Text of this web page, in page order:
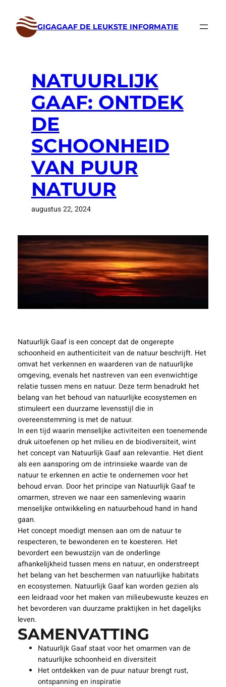
naar
GIGAGAAF DE LEUKSTE INFORMATIE
NATUURLIJK
GAAF: ONTDEK
DE
SCHOONHEID
VAN PUUR
NATUUR
augustus 22, 2024
Natuurlijk Gaaf is een concept dat de ongerepte
schoonheid en authenticiteit van de natuur beschrijft. Het
omvat het verkennen en waarderen van de natuurlijke
omgeving, evenals het nastreven van een evenwichtige
relatie tussen mens en natuur. Deze term benadrukt het
belang van het behoud van natuurlijke ecosystemen en
stimuleert een duurzame levensstijl die in
overeenstemming is met de natuur.
In een tijd waarin menselijke activiteiten een toenemende
druk uitoefenen op het milieu en de biodiversiteit, wint
het concept van Natuurlijk Gaaf aan relevantie. Het dient
als een aansporing om de intrinsieke waarde van de
natuur te erkennen en actie te ondernemen voor het
behoud ervan. Door het principe van Natuurlijk Gaaf te
omarmen, streven we naar een samenleving waarin
menselijke ontwikkeling en natuurbehoud hand in hand
gaan.
Het concept moedigt mensen aan om de natuur te
respecteren, te bewonderen en te koesteren. Het
bevordert een bewustzijn van de onderlinge
afhankelijkheid tussen mens en natuur, en onderstreept
het belang van het beschermen van natuurlijke habitats
en ecosystemen. Natuurlijk Gaaf kan worden gezien als
een leidraad voor het maken van milieubewuste keuzes en
het bevorderen van duurzame praktijken in het dagelijks
leven.
SAMENVATTING
Natuurlijk Gaaf staat voor het omarmen van de
natuurlijke schoonheid en diversiteit
Het ontdekken van de puur natuur brengt rust,
ontspanning en inspiratie